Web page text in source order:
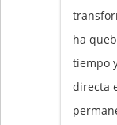
ha
tiempo
directa